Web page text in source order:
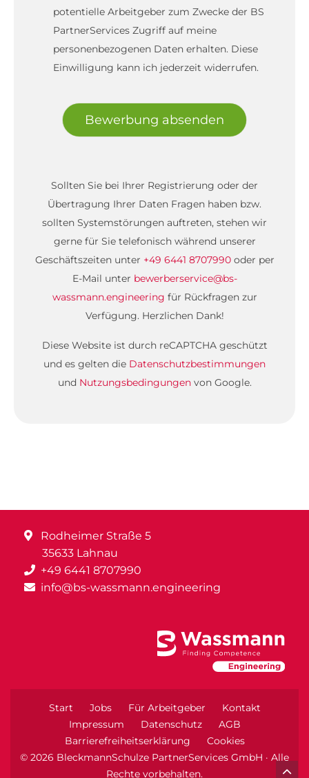
potentielle Arbeitgeber zum Zwecke der BS
PartnerServices Zugriff auf meine
personenbezogenen Daten erhalten. Diese
Einwilligung kann ich jederzeit widerrufen.
Bewerbung absenden
Sollten Sie bei Ihrer Registrierung oder der
Übertragung Ihrer Daten Fragen haben bzw.
sollten Systemstörungen auftreten, stehen wir
gerne für Sie telefonisch während unserer
Geschäftszeiten unter +49 6441 8707990oder per
E-Mail unter bewerberservice@bs-
wassmann.engineering für Rückfragen zur
Verfügung. Herzlichen Dank!
Diese Website ist durch reCAPTCHA geschützt
und es gelten die Datenschutzbestimmungen
und Nutzungsbedingungenvon Google.
Rodheimer Straße 5
35633 Lahnau
+49 6441 8707990
info@bs-wassmann.engineering
Start Jobs Für Arbeitgeber
Kontakt
Impressum
Datenschutz
AGB
Barrierefreiheitserklärung
Cookies
© 2026 BleckmannSchulze PartnerServices GmbH · Alle
Rechte vorbehalten.